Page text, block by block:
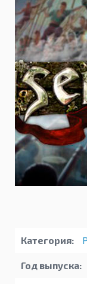
Категория:
Год выпуска: